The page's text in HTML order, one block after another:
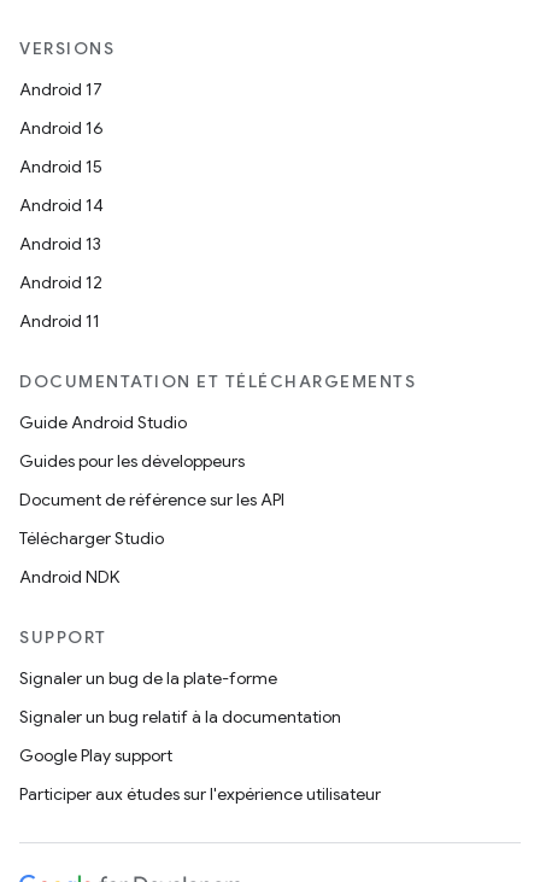
VERSIONS
Android 17
Android 16
Android 15
Android 14
Android 13
Android 12
Android 11
DOCUMENTATION ET TÉLÉCHARGEMENTS
Guide Android Studio
Guides pour les développeurs
Document de référence sur les API
Télécharger Studio
Android NDK
SUPPORT
Signaler un bug de la plate-forme
Signaler un bug relatif à la documentation
Google Play support
Participer aux études sur l'expérience utilisateur